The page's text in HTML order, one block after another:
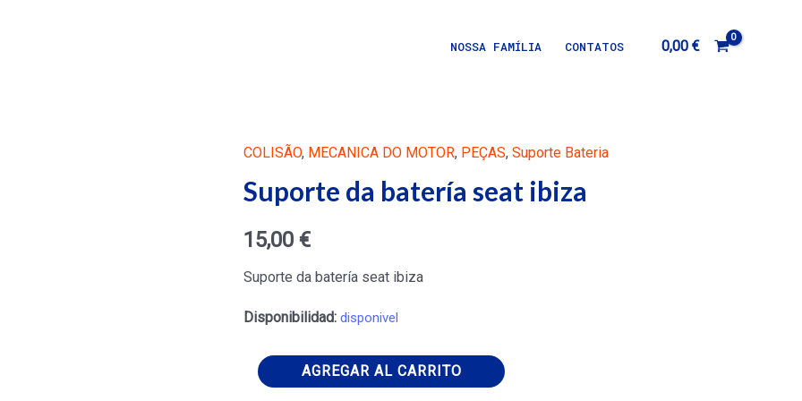
NOSSA FAMÍLIA CONTATOS 0,00 €
COLISÃO, MECANICA DO MOTOR, PEÇAS, Suporte Bateria
Suporte da batería seat ibiza
15,00 €
Suporte da batería seat ibiza
Disponibilidad: disponivel
Suporte
AGREGAR AL CARRITO